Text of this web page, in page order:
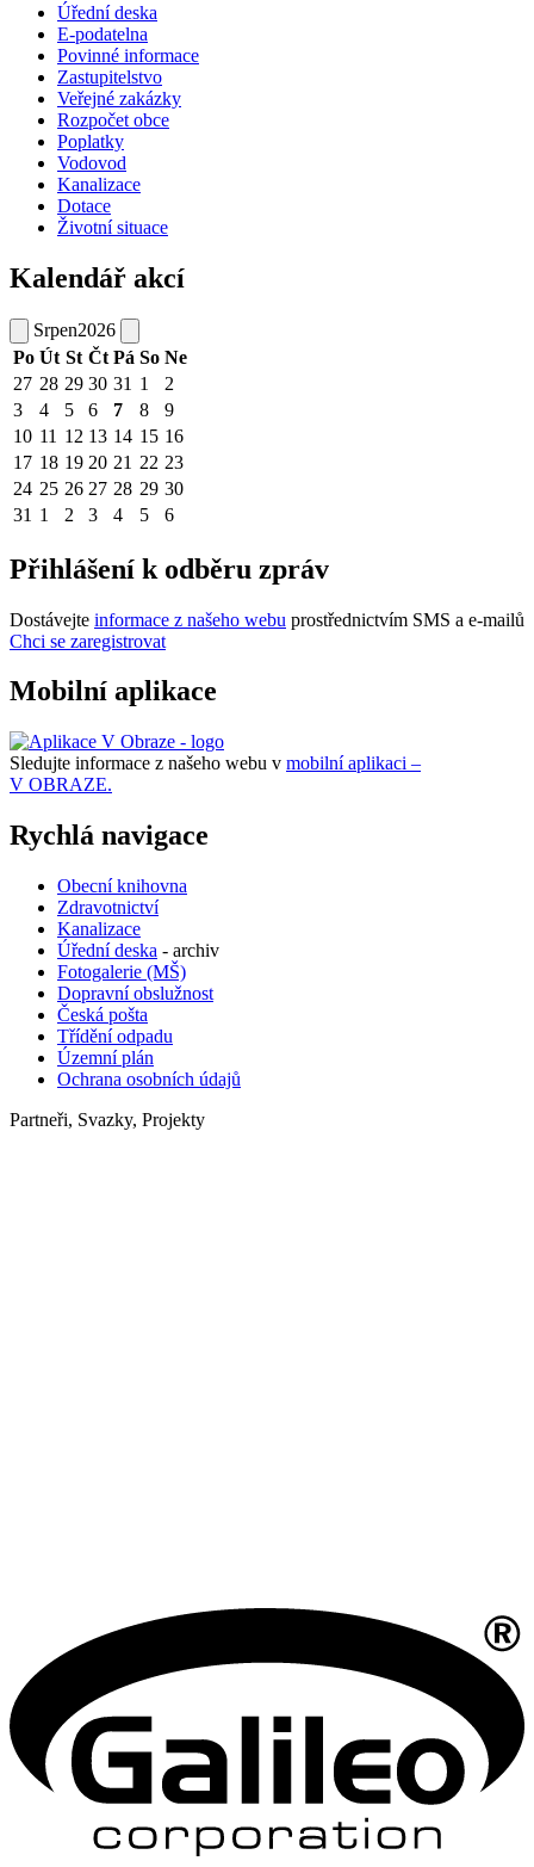
Úřední deska
E-podatelna
Povinné informace
Zastupitelstvo
Veřejné zakázky
Rozpočet obce
Poplatky
Vodovod
Kanalizace
Dotace
Životní situace
Kalendář akcí
Srpen2026
Po Út St Čt Pá So Ne
27 28 29 30 31 1
2
3
4 5 6 7 8
9
10 11 12 13 14 15 16
17 18 19 20 21 22 23
24 25 26 27 28 29 30
31 1 2 3 4 5 6
Přihlášení k odběru zpráv
Dostávejte informace z našeho webu prostřednictvím SMS a e-mailů
Chci se zaregistrovat
Mobilní aplikace
Sledujte informace z našeho webu v mobilní aplikaci –
V OBRAZE.
Rychlá navigace
Obecní knihovna
Zdravotnictví
Kanalizace
Úřední deska - archiv
Fotogalerie (MŠ)
Dopravní obslužnost
Česká pošta
Třídění odpadu
Územní plán
Ochrana osobních údajů
Partneři, Svazky, Projekty